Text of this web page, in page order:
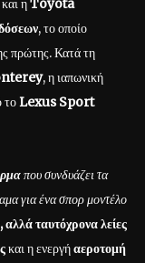
, το οποίο
πρώτης. Κατά τη
, η ιαπωνική
το Lexus Sport
που συνδυάζει τα
για ένα σπορ μοντέλο
αλλά ταυτόχρονα λείες
και η ενεργήαεροτομή